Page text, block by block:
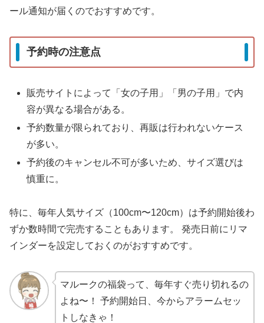
ール通知が届くのでおすすめです。
予約時の注意点
販売サイトによって「女の子用」「男の子用」で内
容が異なる場合がある。
予約数量が限られており、再販は行われないケース
が多い。
予約後のキャンセル不可が多いため、サイズ選びは
慎重に。
特に、毎年人気サイズ（100cm〜120cm）は予約開始後わ
ずか数時間で完売することもあります。 発売日前にリマ
インダーを設定しておくのがおすすめです。
マルークの福袋って、毎年すぐ売り切れるの
よね〜！ 予約開始日、今からアラームセッ
トしなきゃ！